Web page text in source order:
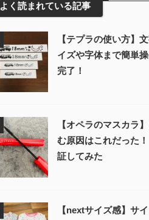
よく読まれている記事
【テプラの使い方】
イズや字体まで簡単
完了！
【オペラのマスカラ
む原因はこれだった
証してみた
【nextサイズ感】サ